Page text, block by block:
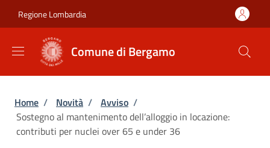
Regione Lombardia
Comune di Bergamo
Briciole di pane
Home / Novità / Avviso /
Sostegno al mantenimento dell’alloggio in locazione:
contributi per nuclei over 65 e under 36